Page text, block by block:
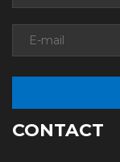
CONTACT